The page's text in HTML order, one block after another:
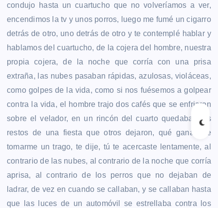
condujo hasta un cuartucho que no volveríamos a ver,
encendimos la tv y unos porros, luego me fumé un cigarro
detrás de otro, uno detrás de otro y te contemplé hablar y
hablamos del cuartucho, de la cojera del hombre, nuestra
propia cojera, de la noche que corría con una prisa
extraña, las nubes pasaban rápidas, azulosas, violáceas,
como golpes de la vida, como si nos fuésemos a golpear
contra la vida, el hombre trajo dos cafés que se enfriaron
sobre el velador, en un rincón del cuarto quedaban los
restos de una fiesta que otros dejaron, qué ganas de
tomarme un trago, te dije, tú te acercaste lentamente, al
contrario de las nubes, al contrario de la noche que corría
aprisa, al contrario de los perros que no dejaban de
ladrar, de vez en cuando se callaban, y se callaban hasta
que las luces de un automóvil se estrellaba contra los